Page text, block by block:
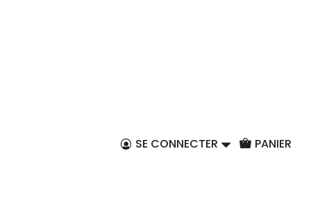
SE CONNECTER PANIER
au panier